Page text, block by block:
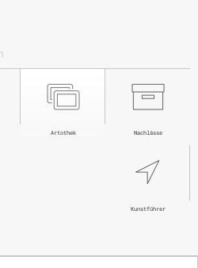
Nachlässe
Artothek
Kunstführer